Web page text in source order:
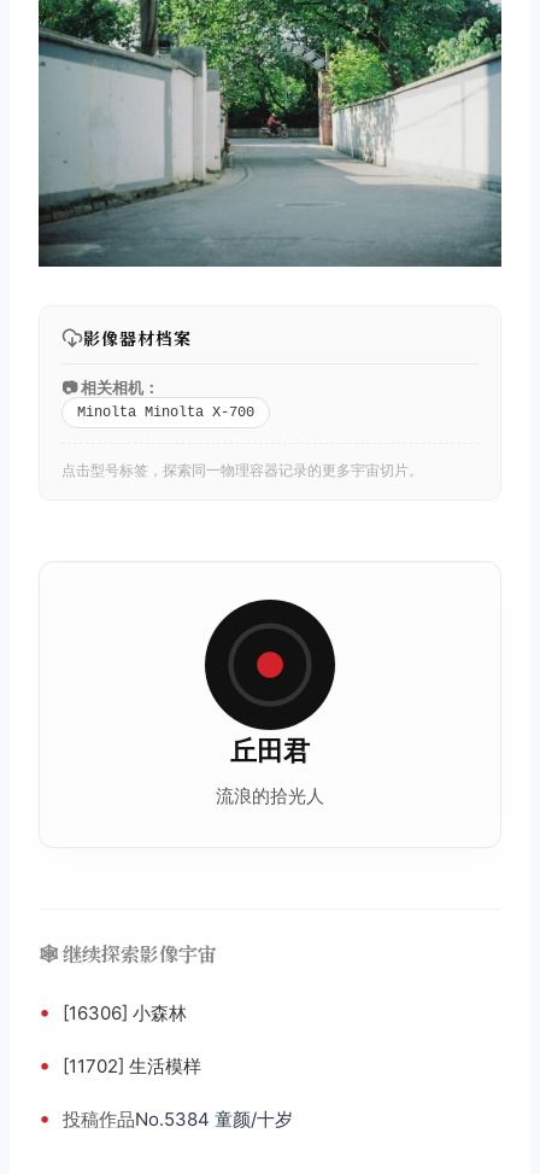
影像器材档案
📷 相关相机：
Minolta Minolta X-700
点击型号标签，探索同一物理容器记录的更多宇宙切片。
丘田君
流浪的拾光人
🕸️ 继续探索影像宇宙
• [16306] 小森林
• [11702] 生活模样
• 投稿作品No.5384 童颜/十岁